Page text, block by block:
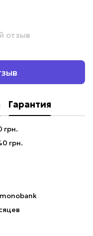
отзыв
Гарантия
грн.
грн.